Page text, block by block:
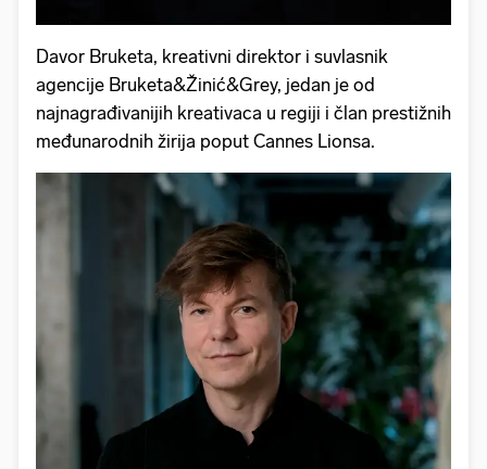
Davor Bruketa, kreativni direktor i suvlasnik
agencije Bruketa&Žinić&Grey, jedan je od
najnagrađivanijih kreativaca u regiji i član prestižnih
međunarodnih žirija poput Cannes Lionsa.